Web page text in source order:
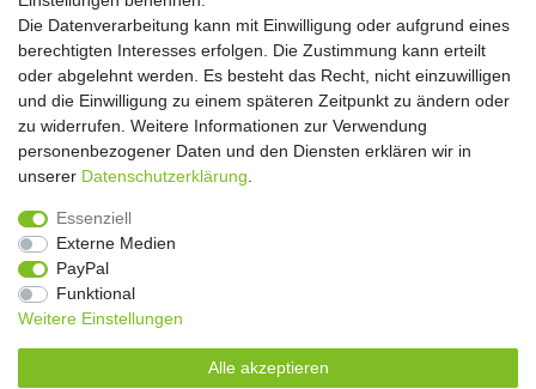
Widerrufs­recht Widerrufs­formular Impressum
Daten­schutz­erklärung AGB Kontakt
Die Datenverarbeitung kann mit Einwilligung oder aufgrund eines
berechtigten Interesses erfolgen. Die Zustimmung kann erteilt
oder abgelehnt werden. Es besteht das Recht, nicht einzuwilligen
und die Einwilligung zu einem späteren Zeitpunkt zu ändern oder
zu widerrufen. Weitere Informationen zur Verwendung
personenbezogener Daten und den Diensten erklären wir in
unserer Daten­schutz­erklärung
Essenziell
Externe Medien
PayPal
Funktional
Weitere Einstellungen
Alle akzeptieren
Copyright 2016 | Dekushop.de | Alle Rechte vorbehalten. |
Angebote gelten nur für Industrie, Handel, Handwerk und
Widerrufs­recht